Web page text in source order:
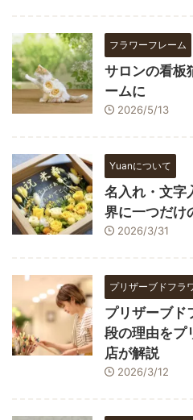
フラワーフレーム
サロンの看板
ームに
2026/5/13
Yuanについて
名入れ・文字
界に一つだけ
2026/3/31
プリザーブドフラ
プリザーブド
段の理由をプ
店が解説
2026/3/12